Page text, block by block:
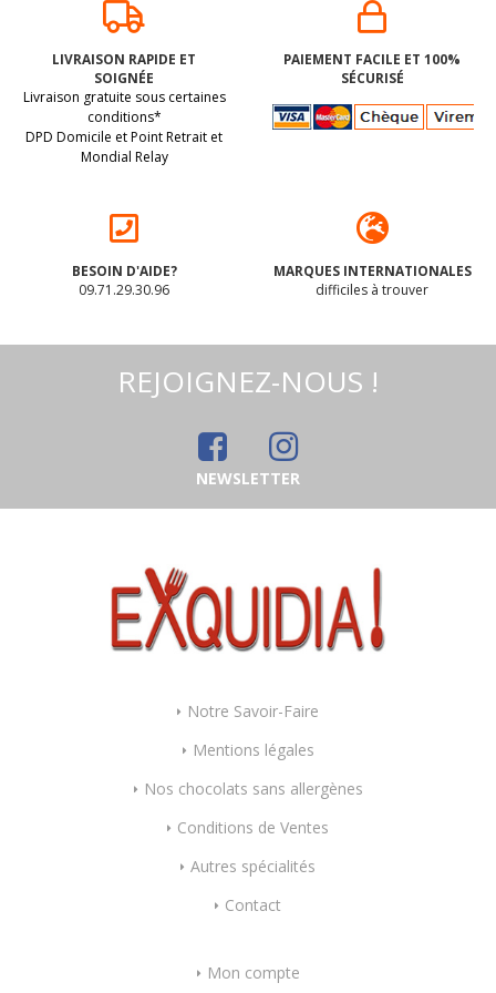
MIX BROWNIES aux
NOIR BIO vegan
sans allergènes
sans maïs Exquidia :
350 grammes
BIO. Sans les 14
allergènes majeurs
LIVRAISON RAPIDE ET
SOIGNÉE
Livraison gratuite sous certaines
conditions*
DPD Domicile et Point Retrait et
Mondial Relay
PAIEMENT FACILE ET 100%
SÉCURISÉ
BESOIN D'AIDE?
09.71.29.30.96
MARQUES INTERNATIONALES
difficiles à trouver
REJOIGNEZ-NOUS !
NEWSLETTER
Notre Savoir-Faire
Mentions légales
Nos chocolats sans allergènes
Conditions de Ventes
Autres spécialités
Contact
Mon compte